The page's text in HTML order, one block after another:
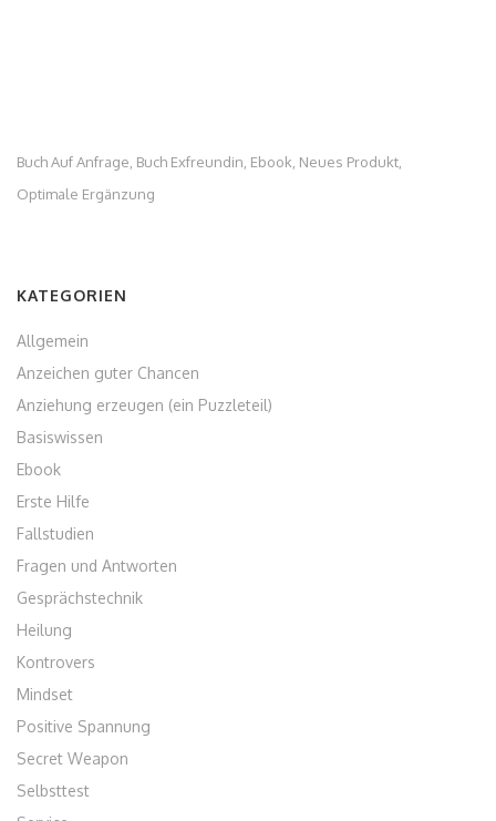
Buch Auf Anfrage, Buch Exfreundin, Ebook, Neues Produkt,
Optimale Ergänzung
KATEGORIEN
Allgemein
Anzeichen guter Chancen
Anziehung erzeugen (ein Puzzleteil)
Basiswissen
Ebook
Erste Hilfe
Fallstudien
Fragen und Antworten
Gesprächstechnik
Heilung
Kontrovers
Mindset
Positive Spannung
Secret Weapon
Selbsttest